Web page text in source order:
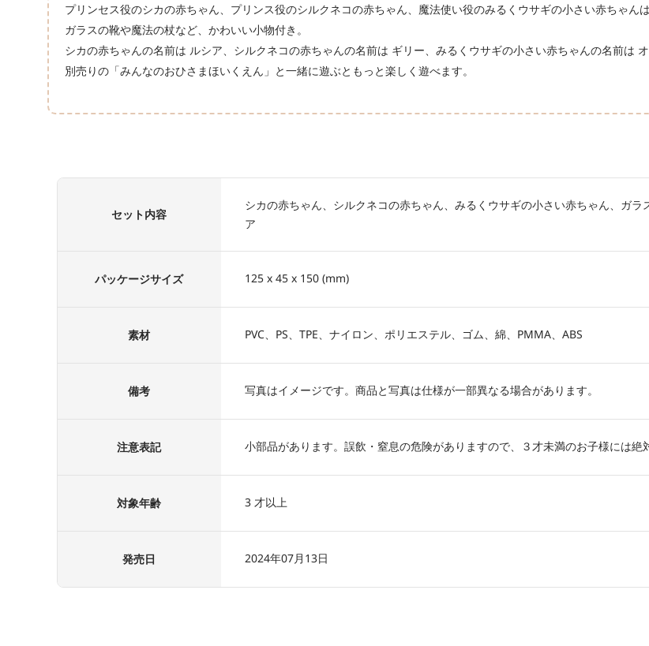
プリンセス役のシカの赤ちゃん、プリンス役のシルクネコの赤ちゃん、魔法使い役のみるくウサギの小さい赤ちゃん
ガラスの靴や魔法の杖など、かわいい小物付き。
シカの赤ちゃんの名前は ルシア、シルクネコの赤ちゃんの名前は ギリー、みるくウサギの小さい赤ちゃんの名前は オ
別売りの「みんなのおひさまほいくえん」と一緒に遊ぶともっと楽しく遊べます。
セット内容
シカの赤ちゃん、シルクネコの赤ちゃん、みるくウサギの小さい赤ちゃん、ガ
ア
パッケージサイズ 125 x 45 x 150 (mm)
素材 PVC、PS、TPE、ナイロン、ポリエステル、ゴム、綿、PMMA、ABS
備考 写真はイメージです。商品と写真は仕様が一部異なる場合があります。
注意表記 小部品があります。誤飲・窒息の危険がありますので、３才未満のお子様には絶
対象年齢 3 才以上
発売日 2024年07月13日